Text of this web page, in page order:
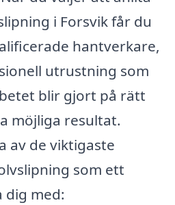
i Forsvik får du
hantverkare,
utrustning som
blir gjort på rätt
möjliga resultat.
av de viktigaste
som ett
dig med: